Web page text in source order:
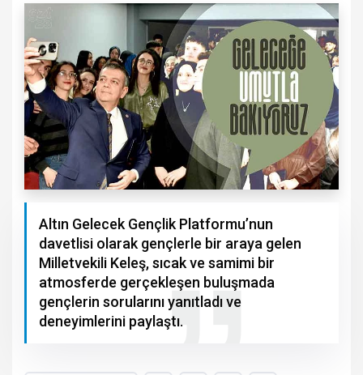
Altın Gelecek Gençlik Platformu’nun
davetlisi olarak gençlerle bir araya gelen
Milletvekili Keleş, sıcak ve samimi bir
atmosferde gerçekleşen buluşmada
gençlerin sorularını yanıtladı ve
deneyimlerini paylaştı.